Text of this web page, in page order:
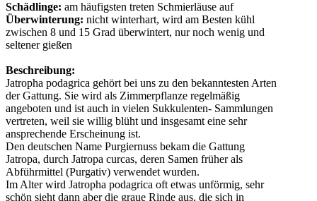
Schädlinge: am häufigsten treten Schmierläuse auf
Überwinterung: nicht winterhart, wird am Besten kühl
zwischen 8 und 15 Grad überwintert, nur noch wenig und
seltener gießen
Beschreibung:
Jatropha podagrica gehört bei uns zu den bekanntesten Arten
der Gattung. Sie wird als Zimmerpflanze regelmäßig
angeboten und ist auch in vielen Sukkulenten- Sammlungen
vertreten, weil sie willig blüht und insgesamt eine sehr
ansprechende Erscheinung ist.
Den deutschen Name Purgiernuss bekam die Gattung
Jatropa, durch Jatropa curcas, deren Samen früher als
Abführmittel (Purgativ) verwendet wurden.
Im Alter wird Jatropha podagrica oft etwas unförmig, sehr
schön sieht dann aber die graue Rinde aus, die sich in